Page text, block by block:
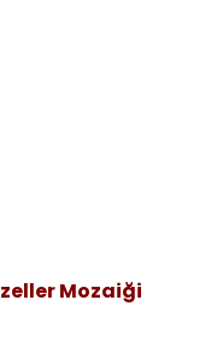
Mozaiği